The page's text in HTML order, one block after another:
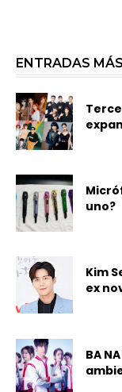
ENTRADAS
uno?
Kim
ex
BA